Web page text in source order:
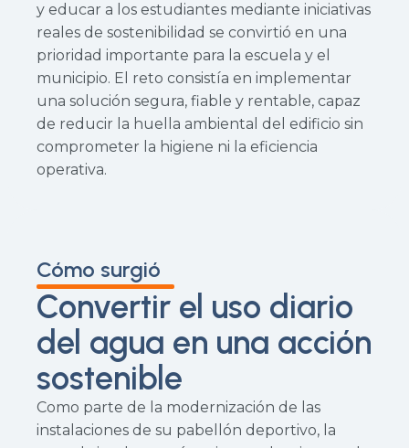
y educar a los estudiantes mediante iniciativas
reales de sostenibilidad se convirtió en una
prioridad importante para la escuela y el
municipio. El reto consistía en implementar
una solución segura, fiable y rentable, capaz
de reducir la huella ambiental del edificio sin
comprometer la higiene ni la eficiencia
operativa.
Cómo surgió
Convertir el uso diario
del agua en una acción
sostenible
Como parte de la modernización de las
instalaciones de su pabellón deportivo, la